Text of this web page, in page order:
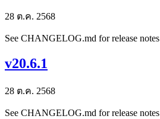
28 ต.ค. 2568
See CHANGELOG.md for release notes
v20.6.1
28 ต.ค. 2568
See CHANGELOG.md for release notes